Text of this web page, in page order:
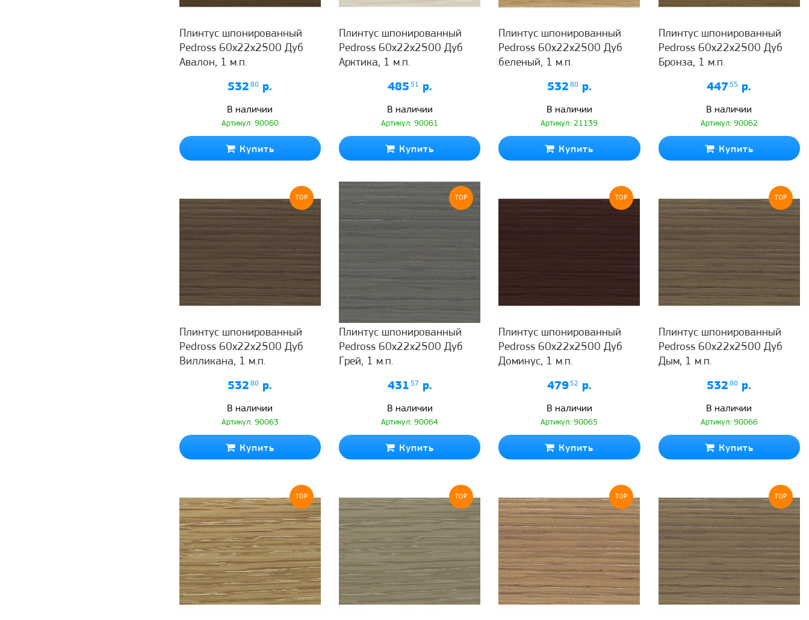
Плинтус шпонированный
Pedross 60x22x2500 Дуб
Авалон, 1 м.п.
532.80 р.
В наличии
Артикул: 90060
Купить
Плинтус шпонированный
Pedross 60x22x2500 Дуб
Арктика, 1 м.п.
485.51 р.
В наличии
Артикул: 90061
Купить
Плинтус шпонированный
Pedross 60x22x2500 Дуб
беленый, 1 м.п.
532.80р.
В наличии
Артикул: 21139
Купить
Плинтус шпонированный
Pedross 60x22x2500 Дуб
Бронза, 1 м.п.
447.55 р.
В наличии
Артикул: 90062
Купить
TOP
Плинтус шпонированный
Pedross 60x22x2500 Дуб
Вилликана, 1 м.п.
532.80 р.
В наличии
Артикул: 90063
Купить
TOP
Плинтус шпонированный
Pedross 60x22x2500 Дуб
Грей, 1 м.п.
431.57 р.
В наличии
Артикул: 90064
Купить
TOP
Плинтус шпонированный
Pedross 60x22x2500 Дуб
Доминус, 1 м.п.
479.52 р.
В наличии
Артикул: 90065
Купить
TOP
Плинтус шпонированный
Pedross 60x22x2500 Дуб
Дым, 1 м.п.
532.80 р.
В наличии
Артикул: 90066
Купить
TOP TOP TOP TOP